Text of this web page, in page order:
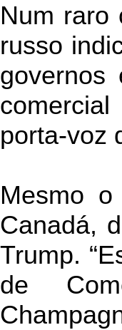
Num raro
russo
governos
porta-voz
Mesmo
Canadá,
Trump.
de